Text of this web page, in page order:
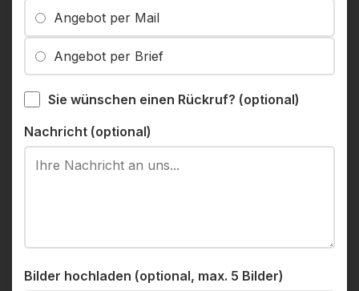
Angebot per Mail
Angebot per Brief
Sie wünschen einen Rückruf? (optional)
Nachricht (optional)
Bilder hochladen (optional, max. 5 Bilder)